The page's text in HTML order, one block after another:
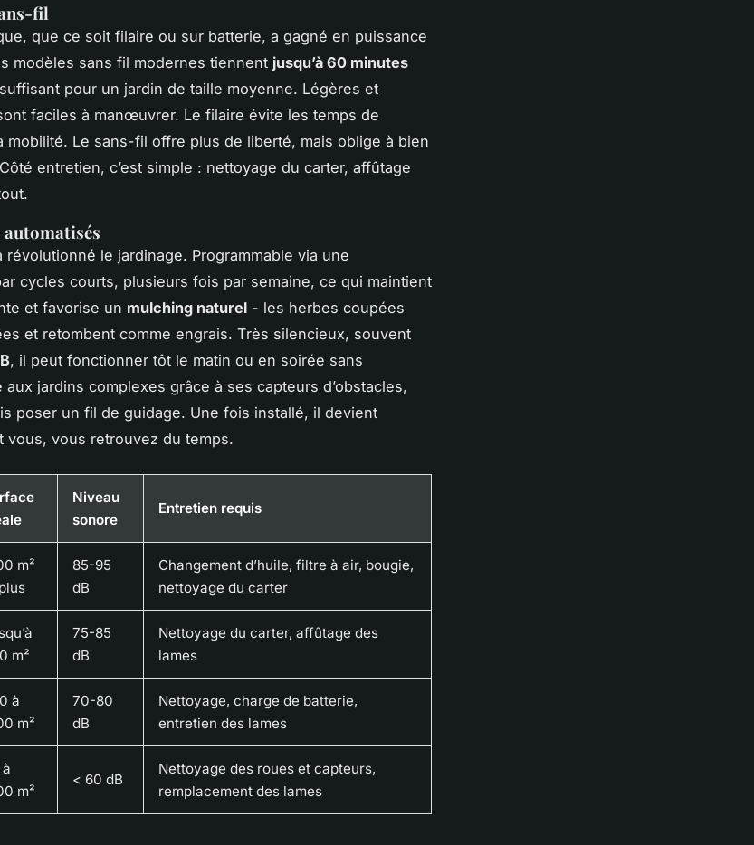
fil
que ce soit filaire ou sur batterie, a gagné en puissance
modèles sans fil modernes tiennent jusqu’à 60 minutes
pour un jardin de taille moyenne. Légères et
faciles à manœuvrer. Le filaire évite les temps de
mobilité. Le sans-fil offre plus de liberté, mais oblige à bien
entretien, c’est simple : nettoyage du carter, affûtage
automatisés
révolutionné le jardinage. Programmable via une
cycles courts, plusieurs fois par semaine, ce qui maintient
et favorise un mulching naturel - les herbes coupées
et retombent comme engrais. Très silencieux, souvent
, il peut fonctionner tôt le matin ou en soirée sans
aux jardins complexes grâce à ses capteurs d’obstacles,
poser un fil de guidage. Une fois installé, il devient
vous, vous retrouvez du temps.
Niveau
sonore
Entretien requis
m²
85-95
dB
Changement d’huile, filtre à air, bougie,
nettoyage du carter
m²
75-85
dB
Nettoyage du carter, affûtage des
lames
à
m²
70-80
dB
Nettoyage, charge de batterie,
entretien des lames
m²
< 60 dB
Nettoyage des roues et capteurs,
remplacement des lames